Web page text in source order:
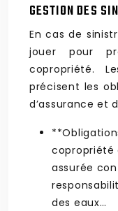
GESTION DES
En cas de
jouer pour
copropriété.
précisent les
d’assurance et
copropriété
assurée
des eaux…